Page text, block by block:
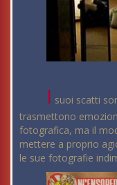
I suoi scatti
trasmettono
fotografica, ma il
mettere a proprio
le sue fotografie